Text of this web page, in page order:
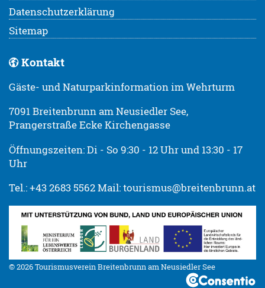
Datenschutzerklärung
Sitemap
Kontakt
Gäste- und Naturparkinformation im Wehrturm
7091 Breitenbrunn am Neusiedler See,
Prangerstraße Ecke Kirchengasse
Öffnungszeiten: Di - So 9:30 - 12 Uhr und 13:30 - 17
Uhr
Tel.: +43 2683 5562 Mail: tourismus@breitenbrunn.at
© 2026 Tourismusverein Breitenbrunn am Neusiedler See